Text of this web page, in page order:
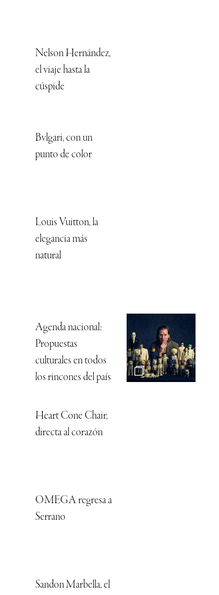
Nelson Hernández,
el viaje hasta la
cúspide
Bvlgari, con un
punto de color
Louis Vuitton, la
elegancia más
natural
Agenda nacional:
Propuestas
culturales en todos
los rincones del país
Heart Cone Chair,
directa al corazón
OMEGA regresa a
Serrano
Sandon Marbella, el